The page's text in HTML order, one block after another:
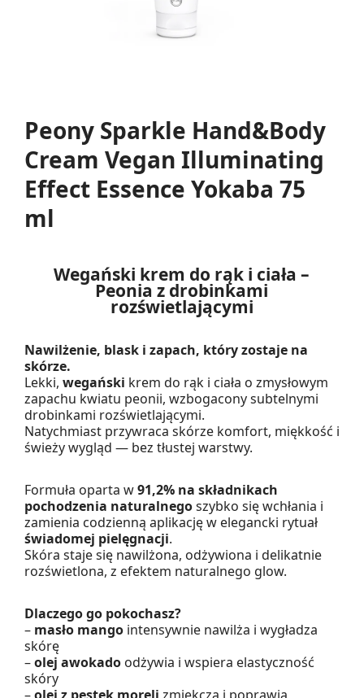
Peony Sparkle Hand&Body
Cream Vegan Illuminating
Effect Essence Yokaba 75
ml
Wegański krem do rąk i ciała –
Peonia z drobinkami
rozświetlającymi
Nawilżenie, blask i zapach, który zostaje na
skórze.
Lekki, wegański krem do rąk i ciała o zmysłowym
zapachu kwiatu peonii, wzbogacony subtelnymi
drobinkami rozświetlającymi.
Natychmiast przywraca skórze komfort, miękkość i
świeży wygląd — bez tłustej warstwy.
Formuła oparta w91,2% na składnikach
pochodzenia naturalnegoszybko się wchłania i
zamienia codzienną aplikację w elegancki rytuał
świadomej pielęgnacji.
Skóra staje się nawilżona, odżywiona i delikatnie
rozświetlona, z efektem naturalnego glow.
Dlaczego go pokochasz?
– masło mangointensywnie nawilża i wygładza
skórę
–olej awokadoodżywia i wspiera elastyczność
skóry